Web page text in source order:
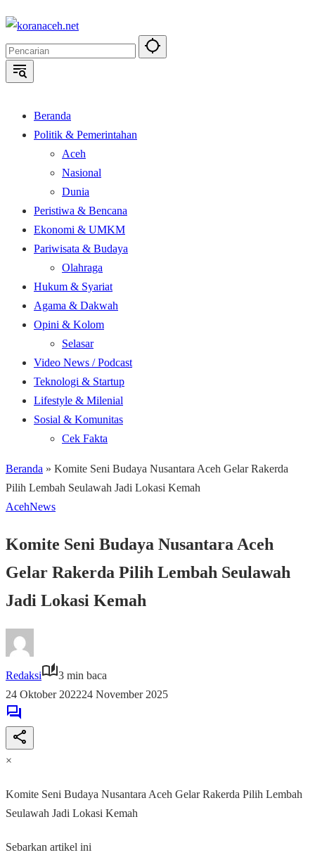
Langsung
konten
Beranda
Politik & Pemerintahan
Aceh
Nasional
Dunia
Peristiwa & Bencana
Ekonomi & UMKM
Pariwisata & Budaya
Olahraga
Hukum & Syariat
Agama & Dakwah
Opini & Kolom
Selasar
Video News / Podcast
Teknologi & Startup
Lifestyle & Milenial
Sosial & Komunitas
Cek Fakta
Beranda » Komite Seni Budaya Nusantara Aceh Gelar Rakerda
Pilih Lembah Seulawah Jadi Lokasi Kemah
AcehNews
Komite Seni Budaya Nusantara Aceh
Gelar Rakerda Pilih Lembah Seulawah
Jadi Lokasi Kemah
Redaksi
3 min baca
24 Oktober 202224 November 2025
×
Komite Seni Budaya Nusantara Aceh Gelar Rakerda Pilih Lembah
Seulawah Jadi Lokasi Kemah
Sebarkan artikel ini